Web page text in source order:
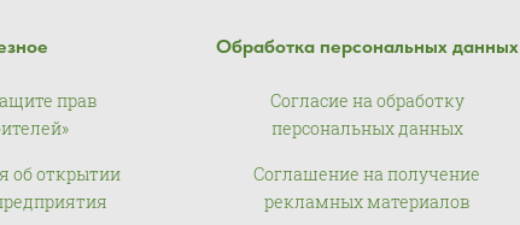
прав
об открытии
Обработка персональных данных
Согласие на обработку
персональных данных
Соглашение на получение
рекламных материалов